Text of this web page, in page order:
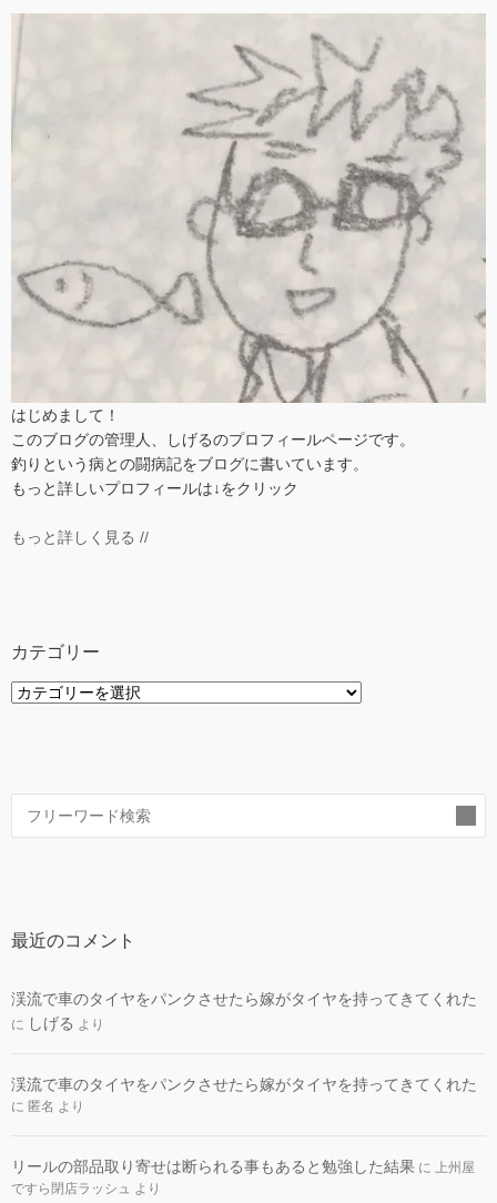
はじめまして！
このブログの管理人、しげるのプロフィールページです。
釣りという病との闘病記をブログに書いています。
もっと詳しいプロフィールは↓をクリック
もっと詳しく見る //
カテゴリー
カ
最近のコメント
渓流で車のタイヤをパンクさせたら嫁がタイヤを持ってきてくれた
に しげる より
渓流で車のタイヤをパンクさせたら嫁がタイヤを持ってきてくれた
に 匿名 より
リールの部品取り寄せは断られる事もあると勉強した結果 に 上州屋
ですら閉店ラッシュ より